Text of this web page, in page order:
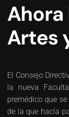
Artes
El Consejo
la nueva
premédico que
de la que hacía